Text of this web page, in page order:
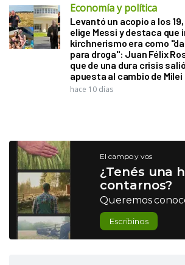
Economía y política
Levantó un acopio a los
elige Messi y destaca que
kirchnerismo era como
para droga": Juan Félix
que de una dura crisis
apuesta al cambio de Milei
hace 10 días
El campo y vos
¿Tenés una
contarnos?
Queremos
Escribinos